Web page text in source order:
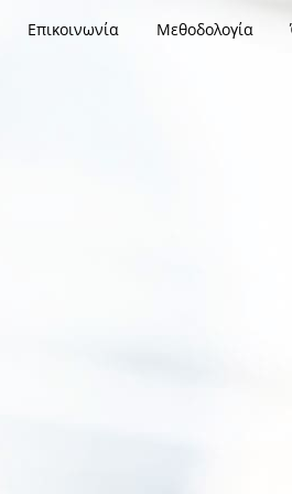
Επικοινωνία Μεθοδολογία